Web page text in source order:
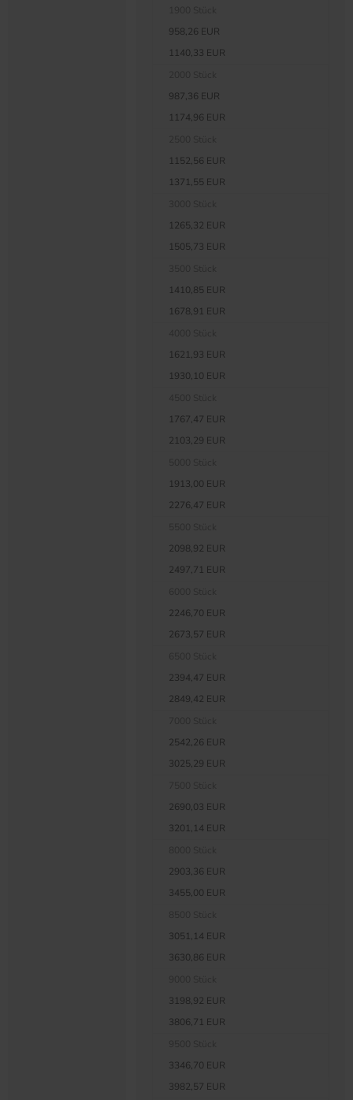
958,26 EUR
1140,33 EUR
987,36 EUR
1174,96 EUR
1152,56 EUR
1371,55 EUR
1265,32 EUR
1505,73 EUR
1410,85 EUR
1678,91 EUR
1621,93 EUR
1930,10 EUR
1767,47 EUR
2103,29 EUR
1913,00 EUR
2276,47 EUR
2098,92 EUR
2497,71 EUR
2246,70 EUR
2673,57 EUR
2394,47 EUR
2849,42 EUR
2542,26 EUR
3025,29 EUR
2690,03 EUR
3201,14 EUR
2903,36 EUR
3455,00 EUR
3051,14 EUR
3630,86 EUR
3198,92 EUR
3806,71 EUR
3346,70 EUR
3982,57 EUR